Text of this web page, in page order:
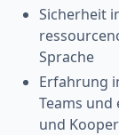
Sicherheit
Sprache
Erfahrung
Teams
und